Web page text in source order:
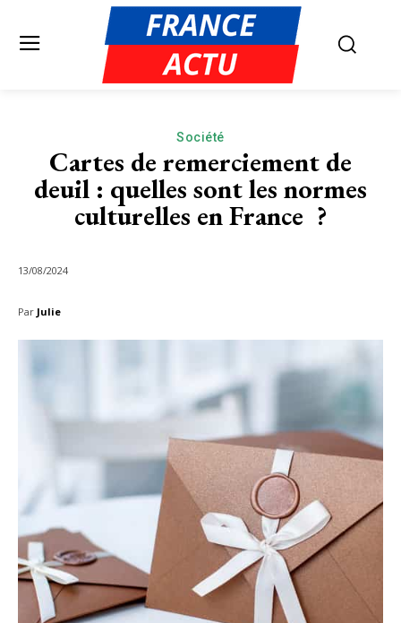
Société
Cartes de remerciement de
deuil : quelles sont les normes
culturelles en France ?
13/08/2024
Par Julie